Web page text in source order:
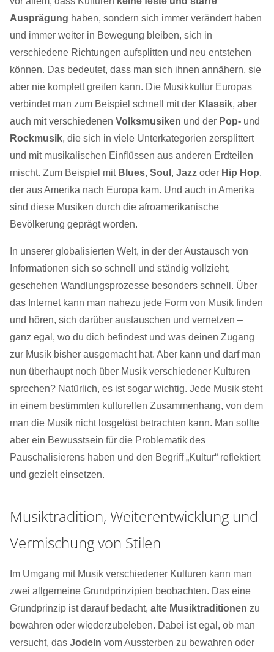
Ausprägung haben, sondern sich immer verändert haben
und immer weiter in Bewegung bleiben, sich in
verschiedene Richtungen aufsplitten und neu entstehen
können. Das bedeutet, dass man sich ihnen annähern, sie
aber nie komplett greifen kann. Die Musikkultur Europas
verbindet man zum Beispiel schnell mit der Klassik, aber
auch mit verschiedenen Volksmusiken und der Pop- und
Rockmusik, die sich in viele Unterkategorien zersplittert
und mit musikalischen Einflüssen aus anderen Erdteilen
mischt. Zum Beispiel mit Blues, Soul , Jazz oder Hip Hop,
der aus Amerika nach Europa kam. Und auch in Amerika
sind diese Musiken durch die afroamerikanische
Bevölkerung geprägt worden.
In unserer globalisierten Welt, in der der Austausch von
Informationen sich so schnell und ständig vollzieht,
geschehen Wandlungsprozesse besonders schnell. Über
das Internet kann man nahezu jede Form von Musik finden
und hören, sich darüber austauschen und vernetzen –
ganz egal, wo du dich befindest und was deinen Zugang
zur Musik bisher ausgemacht hat. Aber kann und darf man
nun überhaupt noch über Musik verschiedener Kulturen
sprechen? Natürlich, es ist sogar wichtig. Jede Musik steht
in einem bestimmten kulturellen Zusammenhang, von dem
man die Musik nicht losgelöst betrachten kann. Man sollte
aber ein Bewusstsein für die Problematik des
Pauschalisierens haben und den Begriff „Kultur“ reflektiert
und gezielt einsetzen.
Musiktradition, Weiterentwicklung und
Vermischung von Stilen
Im Umgang mit Musik verschiedener Kulturen kann man
zwei allgemeine Grundprinzipien beobachten. Das eine
Grundprinzip ist darauf bedacht, alte Musiktraditionen zu
bewahren oder wiederzubeleben. Dabei ist egal, ob man
versucht, das Jodeln vom Aussterben zu bewahren oder